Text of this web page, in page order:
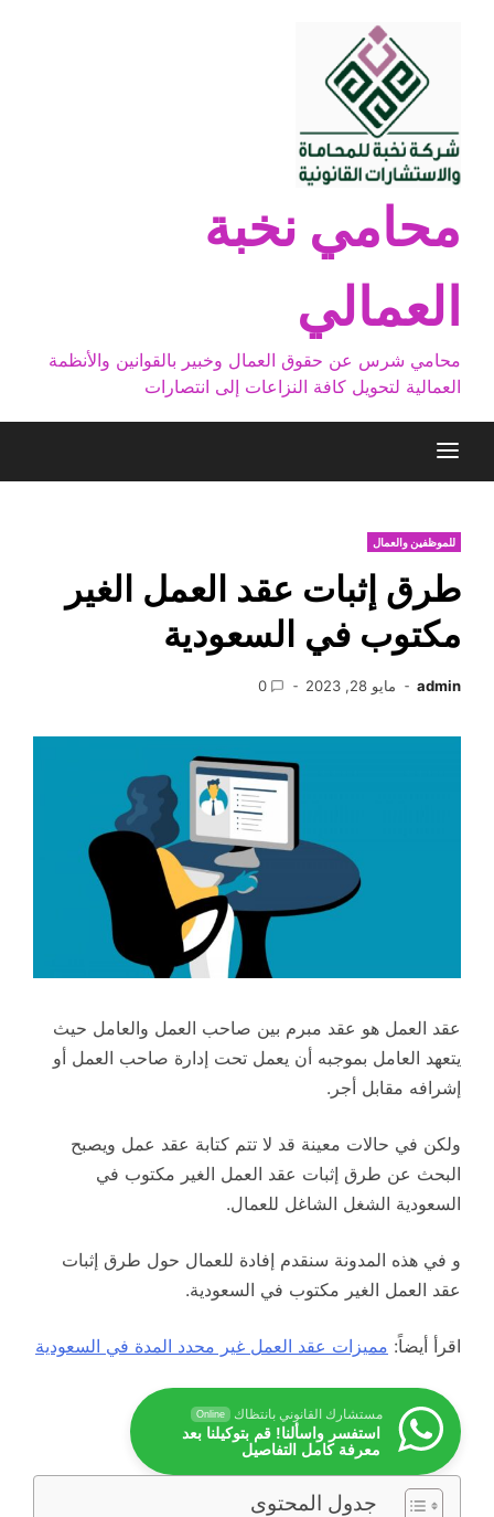
محامي نخبة
العمالي
محامي شرس عن حقوق العمال وخبير بالقوانين والأنظمة
العمالية لتحويل كافة النزاعات إلى انتصارات
للموظفين والعمال
طرق إثبات عقد العمل الغير
مكتوب في السعودية
admin مايو 28, 2023 0
عقد العمل هو عقد مبرم بين صاحب العمل والعامل حيث
يتعهد العامل بموجبه أن يعمل تحت إدارة صاحب العمل أو
إشرافه مقابل أجر.
ولكن في حالات معينة قد لا تتم كتابة عقد عمل ويصبح
البحث عن طرق إثبات عقد العمل الغير مكتوب في
السعودية الشغل الشاغل للعمال.
و في هذه المدونة سنقدم إفادة للعمال حول طرق إثبات
عقد العمل الغير مكتوب في السعودية.
اقرأ أيضاً: مميزات عقد العمل غير محدد المدة في السعودية
مستشارك القانوني بانتظاك Online
استفسر واسألنا! قم بتوكيلنا بعد
معرفة كامل التفاصيل
جدول المحتوى